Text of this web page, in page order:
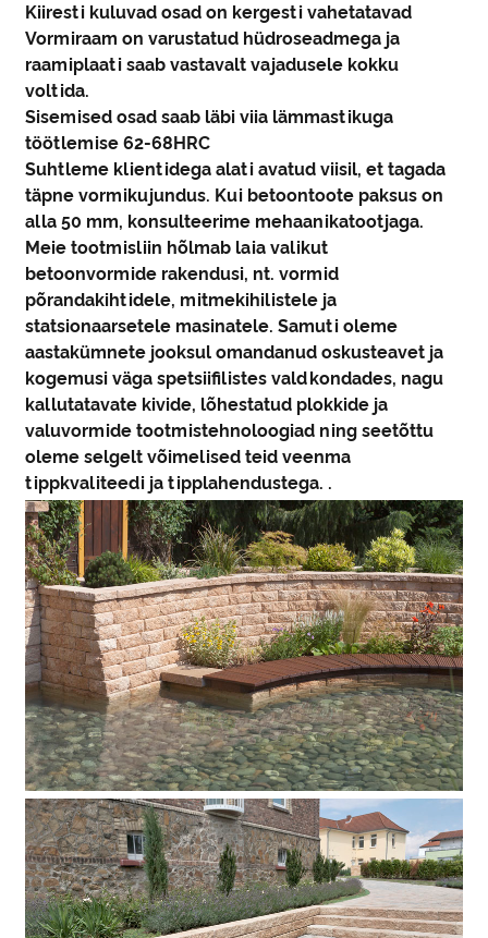
Kiiresti kuluvad osad on kergesti vahetatavad
Vormiraam on varustatud hüdroseadmega ja
raamiplaati saab vastavalt vajadusele kokku
voltida.
Sisemised osad saab läbi viia lämmastikuga
töötlemise 62-68HRC
Suhtleme klientidega alati avatud viisil, et tagada
täpne vormikujundus. Kui betoontoote paksus on
alla 50 mm, konsulteerime mehaanikatootjaga.
Meie tootmisliin hõlmab laia valikut
betoonvormide rakendusi, nt. vormid
põrandakihtidele, mitmekihilistele ja
statsionaarsetele masinatele. Samuti oleme
aastakümnete jooksul omandanud oskusteavet ja
kogemusi väga spetsiifilistes valdkondades, nagu
kallutatavate kivide, lõhestatud plokkide ja
valuvormide tootmistehnoloogiad ning seetõttu
oleme selgelt võimelised teid veenma
tippkvaliteedi ja tipplahendustega. .